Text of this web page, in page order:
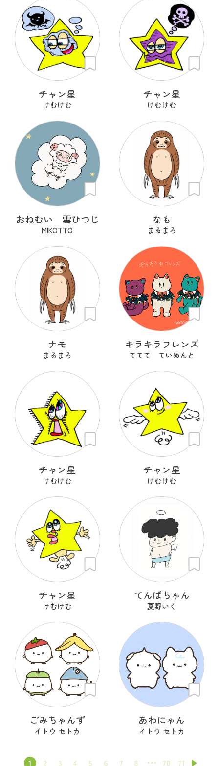
チャン星
けむけむ
チャン星
けむけむ
おねむい 雲ひつじ
MIKOTTO
なも
まるまろ
ナモ
まるまろ
キラキラフレンズ
ててて ていめんと
チャン星
けむけむ
チャン星
けむけむ
チャン星
けむけむ
てんぱちゃん
夏野いく
ごみちゃんず
イトウ セトカ
あわにゃん
イトウ セトカ
1 2 3 4 5 6 7 8 70 71